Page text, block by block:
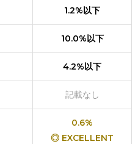
1.2%以下
10.0%以下
4.2%以下
記載なし
0.6%
◎ EXCELLENT